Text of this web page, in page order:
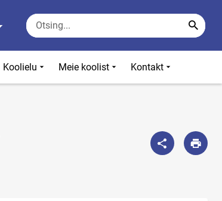
Koolielu Meie koolist Kontakt